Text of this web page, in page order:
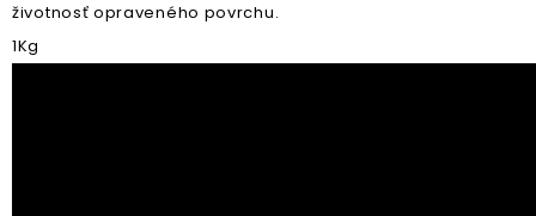
životnosť opraveného povrchu.
1Kg